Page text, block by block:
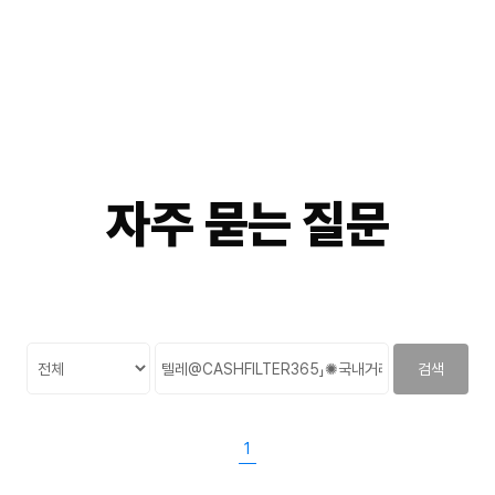
자주 묻는 질문
검색
1